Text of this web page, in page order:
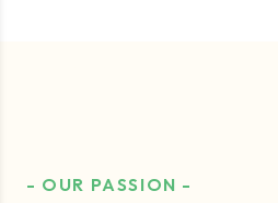
- OUR PASSION -